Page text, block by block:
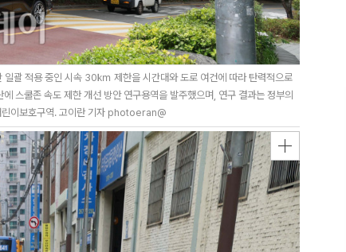
괄 적용 중인 시속 30㎞ 제한을 시간대와 도로 여건에 따라 탄력적으로
스쿨존 속도 제한 개선 방안 연구용역을 발주했으며, 연구 결과는 정부의
린이보호구역. 고이란 기자 photoeran@